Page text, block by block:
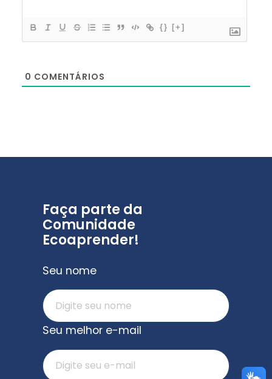
{} [+]
0 COMENTÁRIOS
Faça parte da
Comunidade
Ecoaprender!
Seu nome
Seu melhor e-mail